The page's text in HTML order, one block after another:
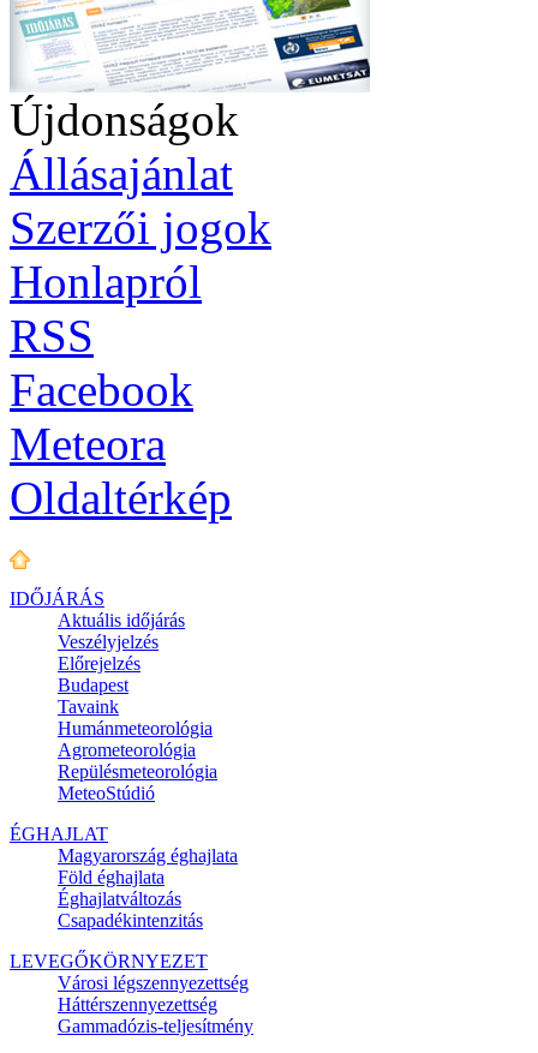
Újdonságok
Állásajánlat
Szerzői jogok
Honlapról
RSS
Facebook
Meteora
Oldaltérkép
IDŐJÁRÁS
Aktuális időjárás
Veszélyjelzés
Előrejelzés
Budapest
Tavaink
Humánmeteorológia
Agrometeorológia
Repülésmeteorológia
MeteoStúdió
ÉGHAJLAT
Magyarország éghajlata
Föld éghajlata
Éghajlatváltozás
Csapadékintenzitás
LEVEGŐKÖRNYEZET
Városi légszennyezettség
Háttérszennyezettség
Gammadózis-teljesítmény